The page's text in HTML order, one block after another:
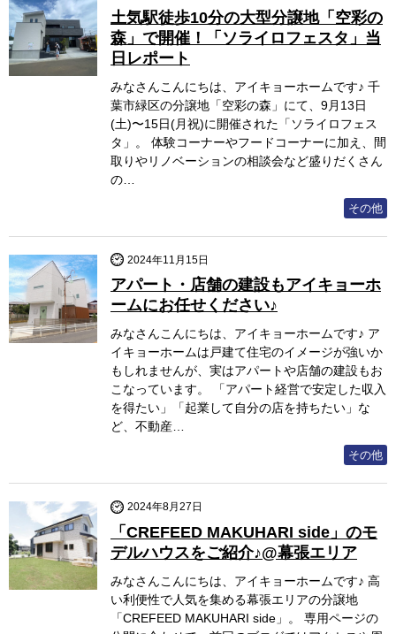
土気駅徒歩10分の大型分譲地「空彩の
森」で開催！「ソライロフェスタ」当
日レポート
みなさんこんにちは、アイキョーホームです♪ 千
葉市緑区の分譲地「空彩の森」にて、9月13日
(土)〜15日(月祝)に開催された「ソライロフェス
タ」。 体験コーナーやフードコーナーに加え、間
取りやリノベーションの相談会など盛りだくさん
の…
その他
2024年11月15日
アパート・店舗の建設もアイキョーホ
ームにお任せください♪
みなさんこんにちは、アイキョーホームです♪ ア
イキョーホームは戸建て住宅のイメージが強いか
もしれませんが、実はアパートや店舗の建設もお
こなっています。 「アパート経営で安定した収入
を得たい」「起業して自分の店を持ちたい」な
ど、不動産…
その他
2024年8月27日
「CREFEED MAKUHARI side」のモ
デルハウスをご紹介♪@幕張エリア
みなさんこんにちは、アイキョーホームです♪ 高
い利便性で人気を集める幕張エリアの分譲地
「CREFEED MAKUHARI side」。 専用ページの